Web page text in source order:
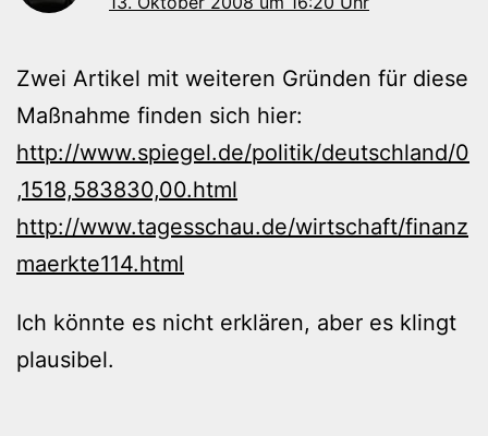
Zwei Artikel mit weiteren Gründen für diese
Maßnahme finden sich hier:
http://www.spiegel.de/politik/deutschland/0
,1518,583830,00.html
http://www.tagesschau.de/wirtschaft/finanz
maerkte114.html
Ich könnte es nicht erklären, aber es klingt
plausibel.